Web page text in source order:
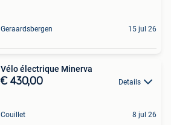
Geraardsbergen 15 jul 26
Vélo électrique Minerva
€ 430,00 Details
Couillet 8 jul 26